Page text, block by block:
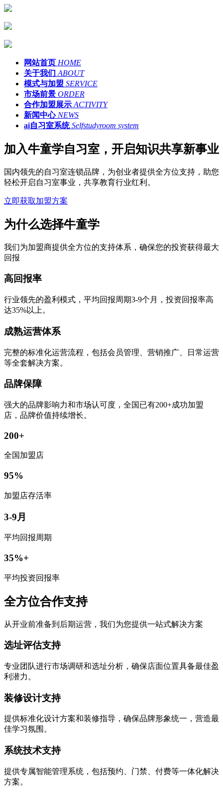
网站首页 HOME
关于我们 ABOUT
模式与加盟 SERVICE
市场前景 ORDER
合作加盟展示 ACTIVITY
新闻中心 NEWS
ai自习室系统 Selfstudyroom system
加入牛童学自习室，开启知识共享新事业
国内领先的自习室连锁品牌，为创业者提供全方位支持，助您
轻松开启自习室事业，共享教育行业红利。
立即获取加盟方案
为什么选择牛童学
我们为加盟商提供全方位的支持体系，确保您的投资获得最大
回报
高回报率
行业领先的盈利模式，平均回报周期3-9个月，投资回报率高
达35%以上。
成熟运营体系
完整的标准化运营流程，包括会员管理、营销推广、日常运营
等全套解决方案。
品牌保障
强大的品牌影响力和市场认可度，全国已有200+成功加盟
店，品牌价值持续增长。
200+
全国加盟店
95%
加盟店存活率
3-9月
平均回报周期
35%+
平均投资回报率
全方位合作支持
从开业前准备到后期运营，我们为您提供一站式解决方案
选址评估支持
专业团队进行市场调研和选址分析，确保店面位置具备最佳盈
利潜力。
装修设计支持
提供标准化设计方案和装修指导，确保品牌形象统一，营造最
佳学习氛围。
系统技术支持
提供专属智能管理系统，包括预约、门禁、付费等一体化解决
方案。